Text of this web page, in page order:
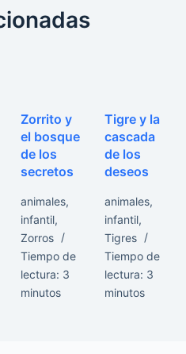
Zorrito y
el bosque
de los
secretos
animales,
infantil,
Zorros
Tiempo de
lectura: 3
minutos
Tigre y la
cascada
de los
deseos
animales,
infantil,
Tigres
Tiempo de
lectura: 3
minutos